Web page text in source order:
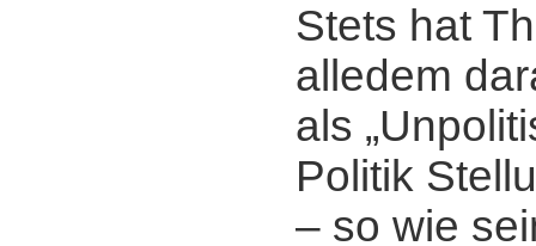
Stets hat
alledem
als
Politik
‒ so wie